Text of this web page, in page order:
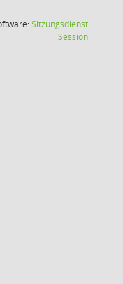
Sitzungsdienst
Session(Wird in